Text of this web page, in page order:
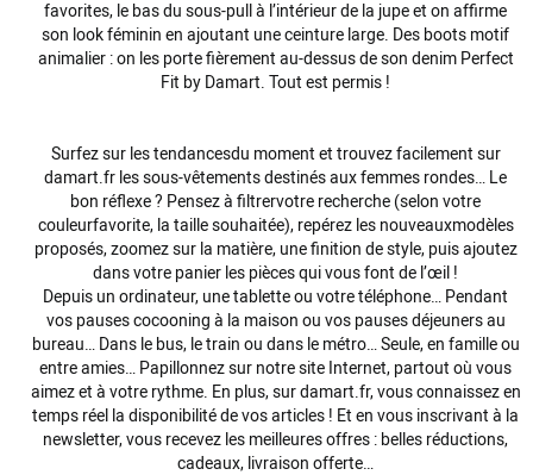
favorites, le bas du sous-pull à l’intérieur de la jupe et on affirme
son look féminin en ajoutant une ceinture large. Des boots motif
animalier : on les porte fièrement au-dessus de son denim Perfect
Fit by Damart. Tout est permis !
Surfez sur lestendancesdu moment et trouvez facilement sur
damart.fr lessous-vêtementsdestinés auxfemmes rondes … Le
bon réflexe ? Pensez à filtrervotre recherche (selon votre
couleurfavorite, la taille souhaitée), repérez les nouveauxmodèles
proposés, zoomez sur la matière, une finition de style, puis ajoutez
dans votre panier les pièces qui vous font de l’œil !
Depuis un ordinateur, une tablette ou votre téléphone… Pendant
vos pauses cocooning à la maison ou vos pauses déjeuners au
bureau… Dans le bus, le train ou dans le métro… Seule, en famille ou
entre amies… Papillonnez sur notre site Internet, partout où vous
aimez et à votre rythme. En plus, sur damart.fr, vous connaissez en
temps réel la disponibilité de vos articles ! Et en vous inscrivant à la
newsletter, vous recevez les meilleures offres : belles réductions,
cadeaux, livraison offerte